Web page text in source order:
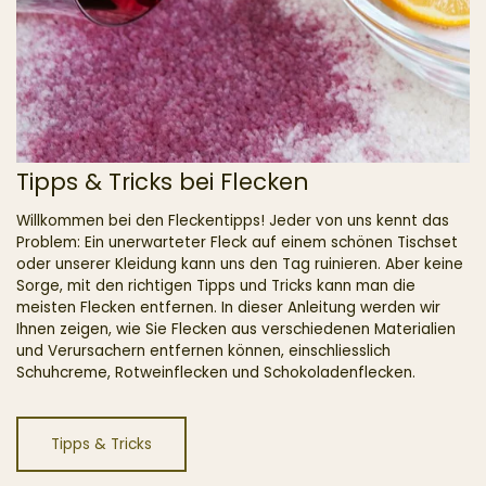
Tipps & Tricks bei Flecken
Willkommen bei den Fleckentipps! Jeder von uns kennt das
Problem: Ein unerwarteter Fleck auf einem schönen Tischset
oder unserer Kleidung kann uns den Tag ruinieren. Aber keine
Sorge, mit den richtigen Tipps und Tricks kann man die
meisten Flecken entfernen. In dieser Anleitung werden wir
Ihnen zeigen, wie Sie Flecken aus verschiedenen Materialien
und Verursachern entfernen können, einschliesslich
Schuhcreme, Rotweinflecken und Schokoladenflecken.
Tipps & Tricks